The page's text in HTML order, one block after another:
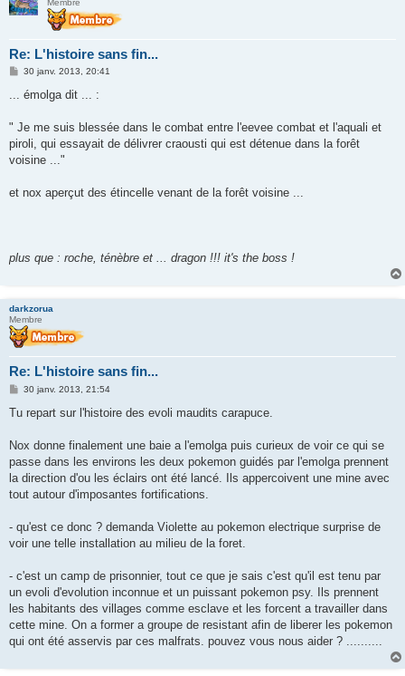
Membre
Re: L'histoire sans fin...
M
s
g
30 janv. 2013, 20:41
... émolga dit ... :
" Je me suis blessée dans le combat entre l'eevee combat et l'aquali et
piroli, qui essayait de délivrer craousti qui est détenue dans la forêt
voisine ..."
et nox aperçut des étincelle venant de la forêt voisine ...
plus que : roche, ténèbre et ... dragon !!! it's the boss !
darkzorua
Membre
Re: L'histoire sans fin...
M
s
g
30 janv. 2013, 21:54
Tu repart sur l'histoire des evoli maudits carapuce.
Nox donne finalement une baie a l'emolga puis curieux de voir ce qui se
passe dans les environs les deux pokemon guidés par l'emolga prennent
la direction d'ou les éclairs ont été lancé. Ils appercoivent une mine avec
tout autour d'imposantes fortifications.
- qu'est ce donc ? demanda Violette au pokemon electrique surprise de
voir une telle installation au milieu de la foret.
- c'est un camp de prisonnier, tout ce que je sais c'est qu'il est tenu par
un evoli d'evolution inconnue et un puissant pokemon psy. Ils prennent
les habitants des villages comme esclave et les forcent a travailler dans
cette mine. On a former a groupe de resistant afin de liberer les pokemon
qui ont été asservis par ces malfrats. pouvez vous nous aider ? ..........